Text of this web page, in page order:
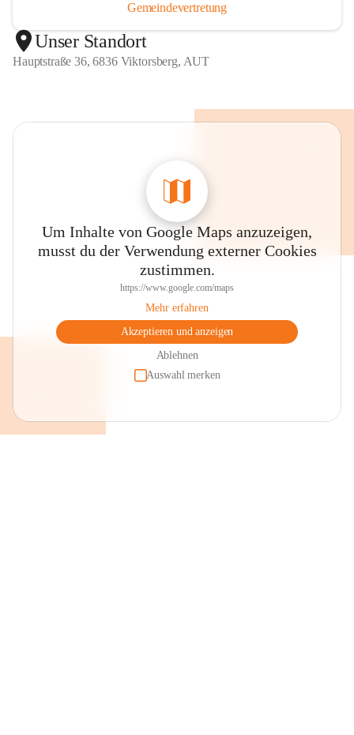
Gemeindevertretung
Unser Standort
Hauptstraße 36, 6836 Viktorsberg, AUT
Um Inhalte von Google Maps anzuzeigen,
musst du der Verwendung externer Cookies
zustimmen.
https://www.google.com/maps
Mehr erfahren
Akzeptieren und anzeigen
Ablehnen
Auswahl merken